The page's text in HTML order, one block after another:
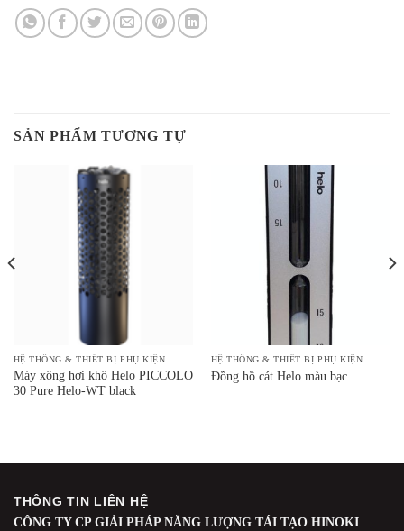
SẢN PHẨM TƯƠNG TỰ
HỆ THỐNG & THIẾT BỊ PHỤ KIỆN
Máy xông hơi khô Helo PICCOLO
30 Pure Helo-WT black
HỆ THỐNG & THIẾT BỊ PHỤ KIỆN
Đồng hồ cát Helo màu bạc
THÔNG TIN LIÊN HỆ
CÔNG TY CP GIẢI PHÁP NĂNG LƯỢNG TÁI TẠO HINOKI